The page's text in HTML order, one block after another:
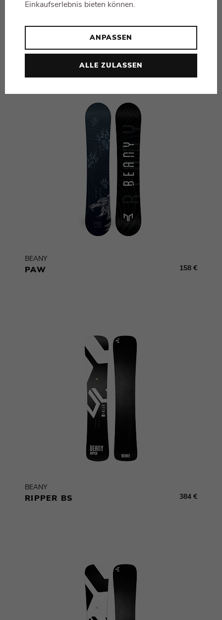
BEANY
PAW 158 €
BEANY
RIPPER BS 384 €
Einkaufserlebnis bieten können.
ANPASSEN
ALLE ZULASSEN